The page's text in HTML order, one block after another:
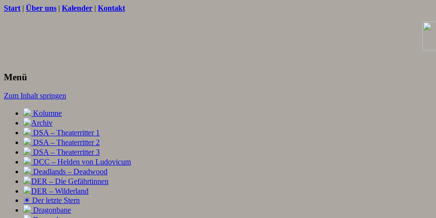
Start | Über uns | Kalender | Kontakt
Menü
Zum Inhalt springen
Kolumne
Archiv
DSA – Theaterritter 1
DSA – Theaterritter 2
DSA – Theaterritter 3
DCC – Helden von Ludovicum
Deadlands – Deadwood
DER – Die Gefährtinnen
DER – Wilderland
☀ Der letzte Stern
Dragonbane